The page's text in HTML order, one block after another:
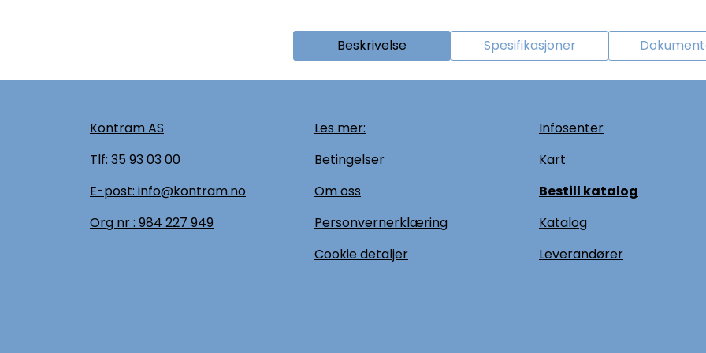
Beskrivelse Spesifikasjoner
Kontram AS
Tlf: 35 93 03 00
E-post: info@kontram.no
Org nr : 984 227 949
Les mer:
Betingelser
Om oss
Personvernerklæring
Cookie detaljer
Infosenter
Kart
Bestill katalog
Katalog
Leverandører